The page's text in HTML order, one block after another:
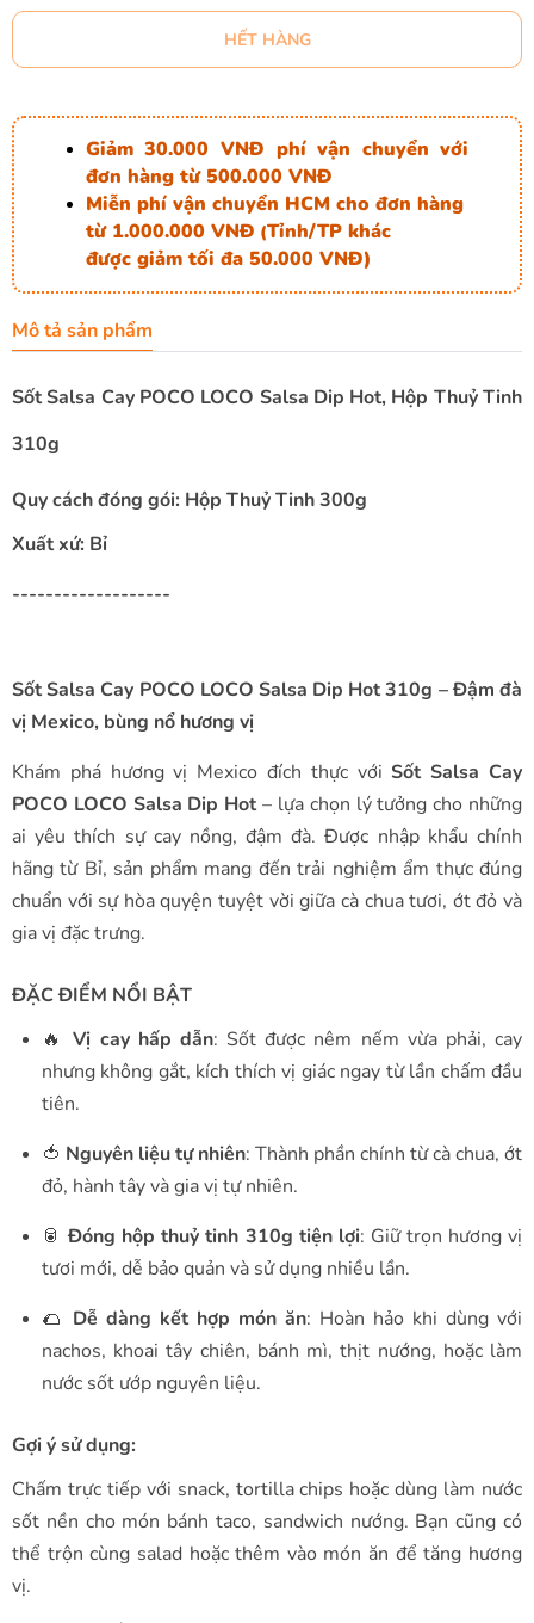
HẾT HÀNG
Giảm 30.000 VNĐ phí vận chuyển với
đơn hàng từ 500.000 VNĐ
Miễn phí vận chuyển HCM cho đơn hàng
từ 1.000.000 VNĐ (Tỉnh/TP khác
được giảm tối đa 50.000 VNĐ)
Mô tả sản phẩm
Sốt Salsa Cay POCO LOCO Salsa Dip Hot, Hộp Thuỷ Tinh
310g
Quy cách đóng gói: Hộp Thuỷ Tinh 300g
Xuất xứ: Bỉ
-------------------
Sốt Salsa Cay POCO LOCO Salsa Dip Hot 310g – Đậm đà
vị Mexico, bùng nổ hương vị
Khám phá hương vị Mexico đích thực vớiSốt Salsa Cay
POCO LOCO Salsa Dip Hot– lựa chọn lý tưởng cho những
ai yêu thích sự cay nồng, đậm đà. Được nhập khẩu chính
hãng từ Bỉ, sản phẩm mang đến trải nghiệm ẩm thực đúng
chuẩn với sự hòa quyện tuyệt vời giữa cà chua tươi, ớt đỏ và
gia vị đặc trưng.
ĐẶC ĐIỂM NỔI BẬT
🔥Vị cay hấp dẫn: Sốt được nêm nếm vừa phải, cay
nhưng không gắt, kích thích vị giác ngay từ lần chấm đầu
tiên.
🍅 Nguyên liệu tự nhiên: Thành phần chính từ cà chua, ớt
đỏ, hành tây và gia vị tự nhiên.
🥫Đóng hộp thuỷ tinh 310g tiện lợi: Giữ trọn hương vị
tươi mới, dễ bảo quản và sử dụng nhiều lần.
🌮 Dễ dàng kết hợp món ăn: Hoàn hảo khi dùng với
nachos, khoai tây chiên, bánh mì, thịt nướng, hoặc làm
nước sốt ướp nguyên liệu.
Gợi ý sử dụng:
Chấm trực tiếp với snack, tortilla chips hoặc dùng làm nước
sốt nền cho món bánh taco, sandwich nướng. Bạn cũng có
thể trộn cùng salad hoặc thêm vào món ăn để tăng hương
vị.